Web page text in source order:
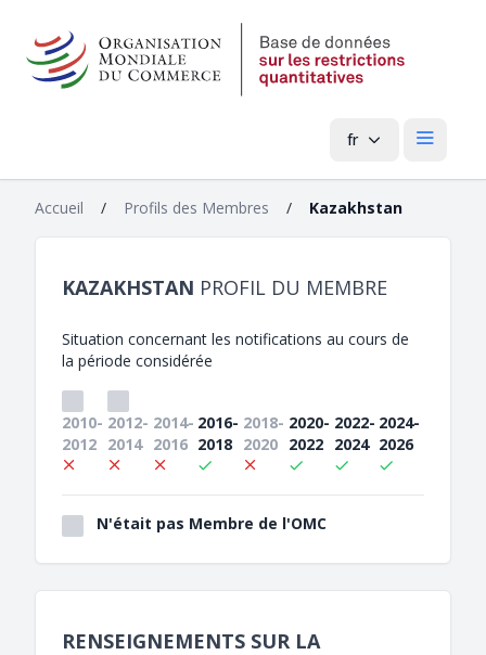
fr Menu
Accueil / Profils des Membres / Kazakhstan
KAZAKHSTAN PROFIL DU MEMBRE
Situation concernant les notifications au cours de
la période considérée
2010-
2012
2012-
2014
2014-
2016
2016-
2018
2018-
2020
2020-
2022
2022-
2024
2024-
2026
N'était pas Membre de l'OMC
RENSEIGNEMENTS SUR LA